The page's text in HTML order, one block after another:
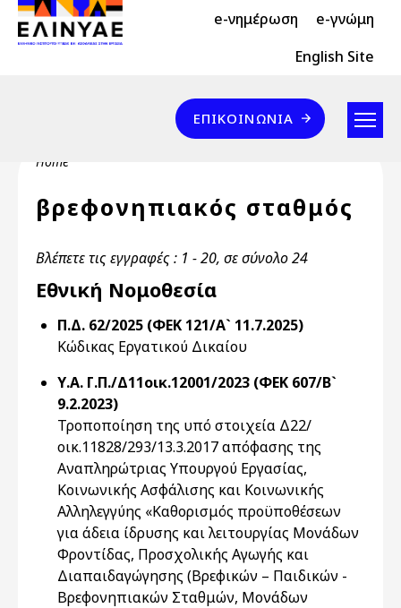
Skip to main content
Header Top 2 e-νημέρωση e-γνώμη
Header Top English Site
Επικοινωνία
ΕΠΙΚΟΙΝΩΝΊΑ
Breadcrumb
Home
βρεφονηπιακός σταθμός
Βλέπετε τις εγγραφές : 1 - 20, σε σύνολο 24
Εθνική Νομοθεσία
Π.Δ. 62/2025 (ΦΕΚ 121/Α` 11.7.2025)
Κώδικας Εργατικού Δικαίου
Υ.Α. Γ.Π./Δ11οικ.12001/2023 (ΦΕΚ 607/Β`
9.2.2023)
Τροποποίηση της υπό στοιχεία Δ22/
οικ.11828/293/13.3.2017 απόφασης της
Αναπληρώτριας Υπουργού Εργασίας,
Κοινωνικής Ασφάλισης και Κοινωνικής
Αλληλεγγύης «Kαθορισμός προϋποθέσεων
για άδεια ίδρυσης και λειτουργίας Μονάδων
Φροντίδας, Προσχολικής Αγωγής και
Διαπαιδαγώγησης (Βρεφικών – Παιδικών -
Βρεφονηπιακών Σταθμών, Μονάδων